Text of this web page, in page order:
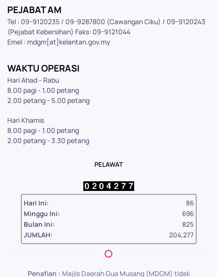
PEJABAT AM
Tel : 09-9120235 / 09-9287800 (Cawangan Ciku) / 09-9120243
(Pejabat Kebersihan) Faks: 09-9121044
Emel : mdgm[at]kelantan.gov.my
WAKTU OPERASI
Hari Ahad - Rabu
8.00 pagi - 1.00 petang
2.00 petang - 5.00 petang
Hari Khamis
8.00 pagi - 1.00 petang
2.00 petang - 3.30 petang
PELAWAT
Hari Ini:
86
Minggu Ini:
696
Bulan Ini:
825
JUMLAH:
204,277
Penafian : Majlis Daerah Gua Musang (MDGM) tidak